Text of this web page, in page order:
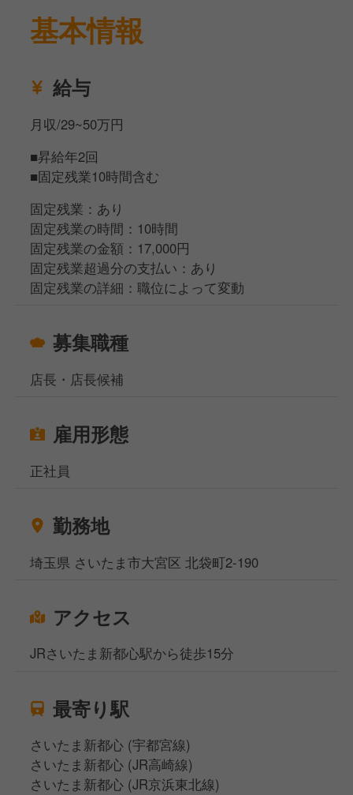
基本情報
給与
月収/29~50万円
■昇給年2回
■固定残業10時間含む
固定残業：あり
固定残業の時間：10時間
固定残業の金額：17,000円
固定残業超過分の支払い：あり
固定残業の詳細：職位によって変動
募集職種
店長・店長候補
雇用形態
正社員
勤務地
埼玉県 さいたま市大宮区 北袋町2-190
アクセス
JRさいたま新都心駅から徒歩15分
最寄り駅
さいたま新都心 (宇都宮線)
さいたま新都心 (JR高崎線)
さいたま新都心 (JR京浜東北線)